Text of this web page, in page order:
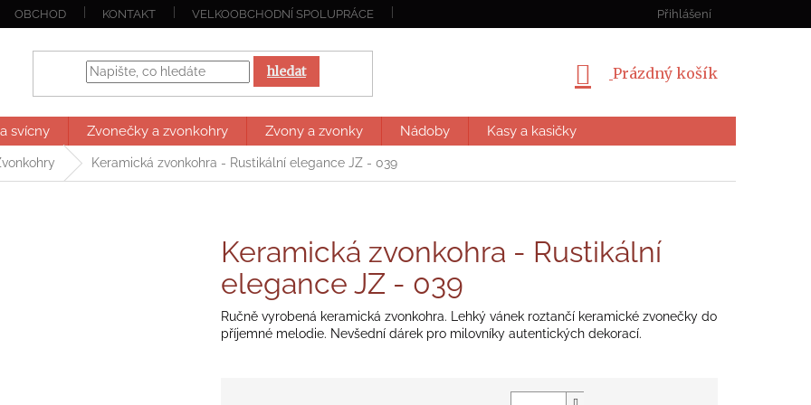
OBCHOD KONTAKT VELKOOBCHODNÍ SPOLUPRÁCE Přihlášení
hledat
nákupní
Prázdný košík
svícny Zvonečky a zvonkohry Zvony a zvonky Nádoby Kasy a kasičky
Keramická zvonkohra - Rustikální elegance JZ - 039
Keramická zvonkohra - Rustikální
elegance JZ - 039
Ručně vyrobená keramická zvonkohra. Lehký vánek roztančí keramické zvonečky do
příjemné melodie. Nevšední dárek pro milovníky autentických dekorací.